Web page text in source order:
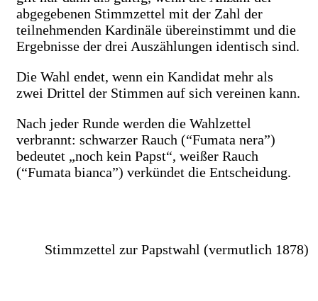
abgegebenen Stimmzettel mit der Zahl der
teilnehmenden Kardinäle übereinstimmt und die
Ergebnisse der drei Auszählungen identisch sind.
Die Wahl endet, wenn ein Kandidat mehr als
zwei Drittel der Stimmen auf sich vereinen kann.
Nach jeder Runde werden die Wahlzettel
verbrannt: schwarzer Rauch (“Fumata nera”)
bedeutet „noch kein Papst“, weißer Rauch
(“Fumata bianca”) verkündet die Entscheidung.
Stimmzettel zur Papstwahl (vermutlich 1878)